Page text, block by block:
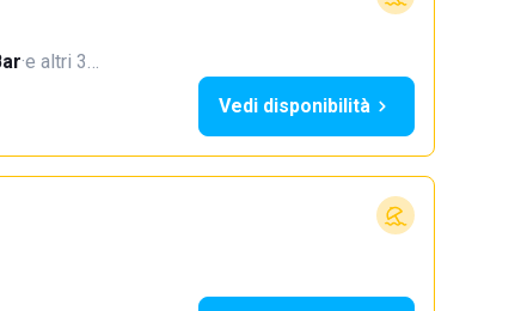
·e altri 3…
Vedi disponibilità